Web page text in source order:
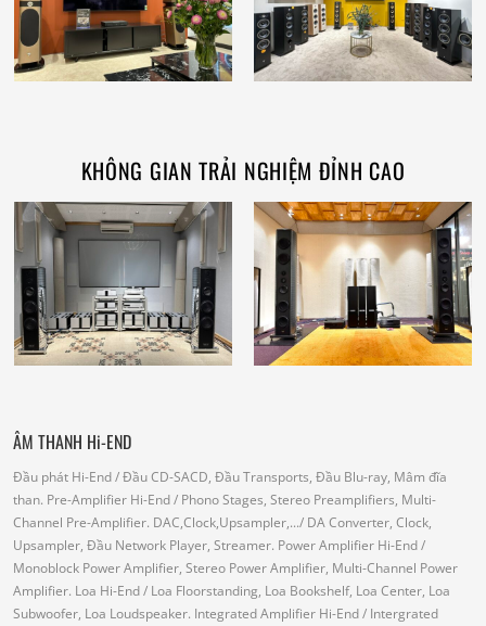
KHÔNG GIAN TRẢI NGHIỆM ĐỈNH CAO
ÂM THANH Hi-END
Đầu phát Hi-End/ Đầu CD-SACD, Đầu Transports, Đầu Blu-ray, Mâm đĩa
than. Pre-Amplifier Hi-End/ Phono Stages, Stereo Preamplifiers, Multi-
Channel Pre-Amplifier. DAC,Clock,Upsampler,.../ DA Converter, Clock,
Upsampler, Đầu Network Player, Streamer. Power Amplifier Hi-End/
Monoblock Power Amplifier, Stereo Power Amplifier, Multi-Channel Power
Amplifier. Loa Hi-End/ Loa Floorstanding, Loa Bookshelf, Loa Center, Loa
Subwoofer, Loa Loudspeaker. Integrated Amplifier Hi-End/ Intergrated